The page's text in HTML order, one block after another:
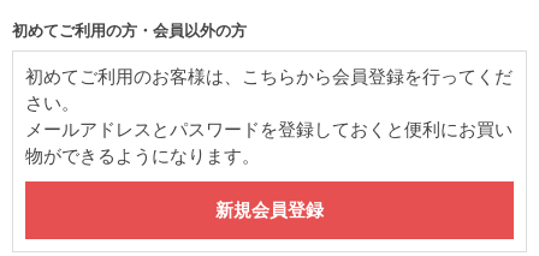
初めてご利用の方・会員以外の方
初めてご利用のお客様は、こちらから会員登録を行ってくだ
さい。
メールアドレスとパスワードを登録しておくと便利にお買い
物ができるようになります。